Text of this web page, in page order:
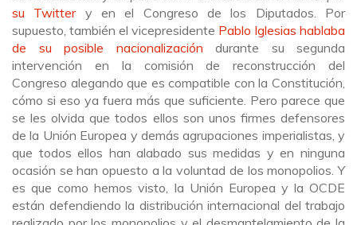
su Twittery en el Congreso de los Diputados. Por
supuesto, también el vicepresidente Pablo Iglesias hablaba
de su posible nacionalización durante su segunda
intervención en la comisión de reconstrucción del
Congreso alegando que es compatible con la Constitución,
cómo si eso ya fuera más que suficiente. Pero parece que
se les olvida que todos ellos son unos firmes defensores
de la Unión Europea y demás agrupaciones imperialistas, y
que todos ellos han alabado sus medidas y en ninguna
ocasión se han opuesto a la voluntad de los monopolios. Y
es que como hemos visto, la Unión Europea y la OCDE
están defendiendo la distribución internacional del trabajo